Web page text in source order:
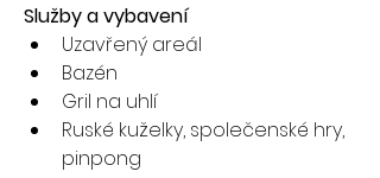
Služby a vybavení
Uzavřený areál
Bazén
Gril na uhlí
Ruské kuželky, společenské hry,
pinpong